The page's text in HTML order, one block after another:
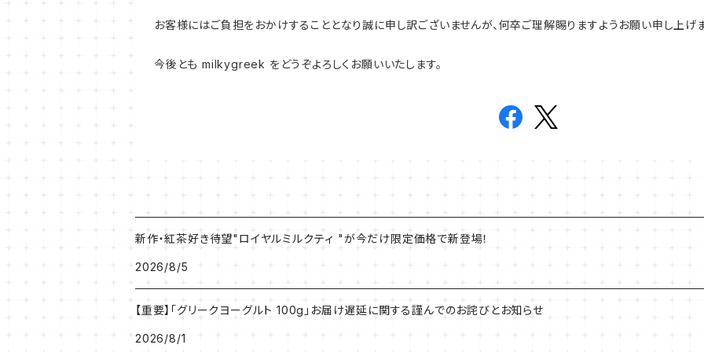
お客様にはご負担をおかけすることとなり誠に申し訳ございませんが、何卒ご理解賜りますようお願い申し上げ
今後とも milkygreek をどうぞよろしくお願いいたします。
新作・紅茶好き待望"ロイヤルミルクティ "が今だけ限定価格で新登場！
2026/8/5
【重要】「グリークヨーグルト 100g」お届け遅延に関する謹んでのお詫びとお知らせ
2026/8/1